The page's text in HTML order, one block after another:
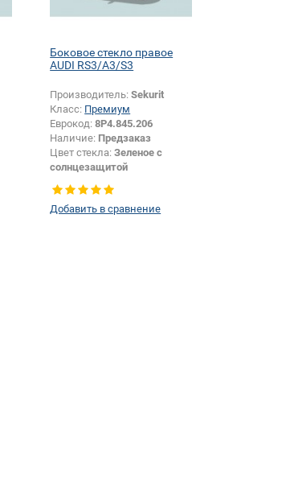
Боковое стекло правое
AUDI RS3/A3/S3
Производитель:Sekurit
Класс: Премиум
Еврокод:8P4.845.206
Наличие: Предзаказ
Цвет стекла:Зеленое с
солнцезащитой
Тип кузова:Хетчбек
Тип стекла:Боковое стекло
правое
Добавить в сравнение